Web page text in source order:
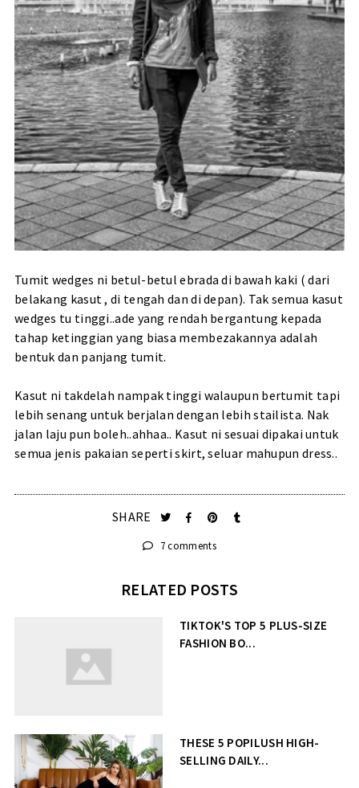
Tumit wedges ni betul-betul ebrada di bawah kaki ( dari
belakang kasut , di tengah dan di depan). Tak semua kasut
wedges tu tinggi..ade yang rendah bergantung kepada
tahap ketinggian yang biasa membezakannya adalah
bentuk dan panjang tumit.
Kasut ni takdelah nampak tinggi walaupun bertumit tapi
lebih senang untuk berjalan dengan lebih stailista. Nak
jalan laju pun boleh..ahhaa.. Kasut ni sesuai dipakai untuk
semua jenis pakaian seperti skirt, seluar mahupun dress..
SHARE
7 comments
RELATED POSTS
TIKTOK'S TOP 5 PLUS-SIZE
FASHION BO...
THESE 5 POPILUSH HIGH-
SELLING DAILY...